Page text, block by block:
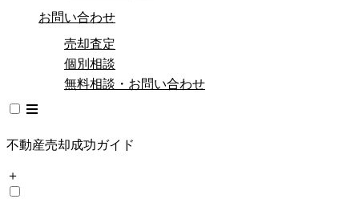
お問い合わせ
売却査定
個別相談
無料相談・お問い合わせ
不動産売却成功ガイド
＋